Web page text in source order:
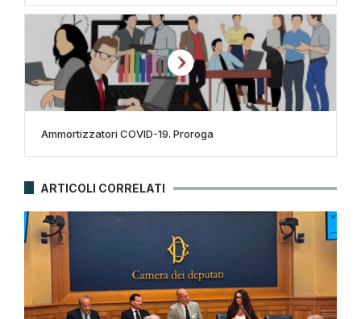
Ammortizzatori COVID-19. Proroga
ARTICOLI CORRELATI